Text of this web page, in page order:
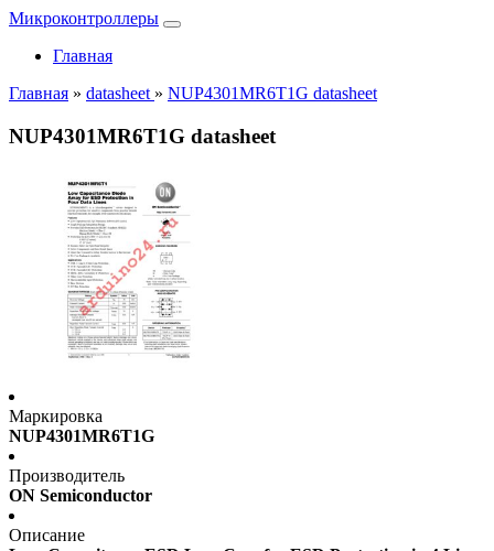
Микроконтроллеры
Главная
Главная » datasheet » NUP4301MR6T1G datasheet
NUP4301MR6T1G datasheet
Маркировка
NUP4301MR6T1G
Производитель
ON Semiconductor
Описание